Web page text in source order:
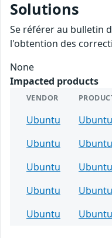
Solutions
Se référer au bulletin
l'obtention des
None
Impacted products
VENDOR
Ubuntu Ubuntu
Ubuntu
Ubuntu
Ubuntu
Ubuntu
Ubuntu
Ubuntu
Ubuntu
Ubuntu